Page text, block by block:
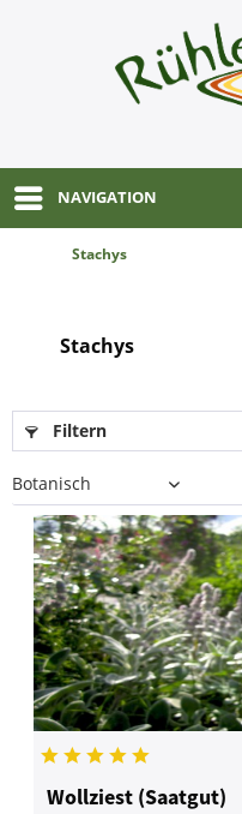
NAVIGATION
Stachys
Stachys
Filtern
Wollziest (Saatgut)